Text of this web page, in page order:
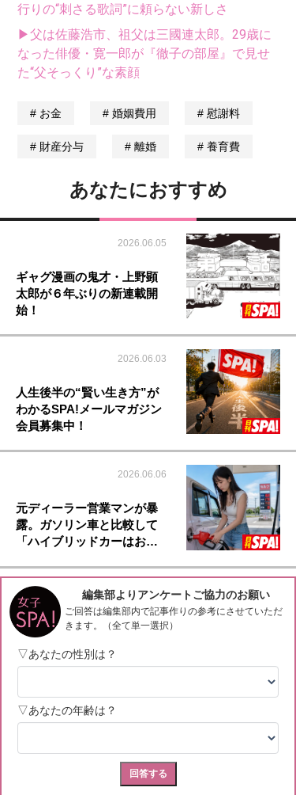
行りの“刺さる歌詞”に頼らない新しさ
▶父は佐藤浩市、祖父は三國連太郎。29歳に
なった俳優・寛一郎が『徹子の部屋』で見せ
た“父そっくり”な素顔
お金 婚姻費用 慰謝料
財産分与 離婚 養育費
あなたにおすすめ
2026.06.05
ギャグ漫画の鬼才・上野顕
太郎が６年ぶりの新連載開
始！
2026.06.03
人生後半の“賢い生き方”が
わかるSPA!メールマガジン
会員募集中！
2026.06.06
元ディーラー営業マンが暴
露。ガソリン車と比較して
「ハイブリッドカーはお…